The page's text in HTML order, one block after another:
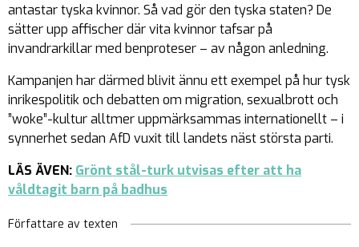
antastar tyska kvinnor. Så vad gör den tyska staten? De
sätter upp affischer där vita kvinnor tafsar på
invandrarkillar med benproteser – av någon anledning.
Kampanjen har därmed blivit ännu ett exempel på hur tysk
inrikespolitik och debatten om migration, sexualbrott och
”woke”-kultur alltmer uppmärksammas internationellt – i
synnerhet sedan AfD vuxit till landets näst största parti.
LÄS ÄVEN: Grönt stål-turk utvisas efter att ha
våldtagit barn på badhus
Författare av texten